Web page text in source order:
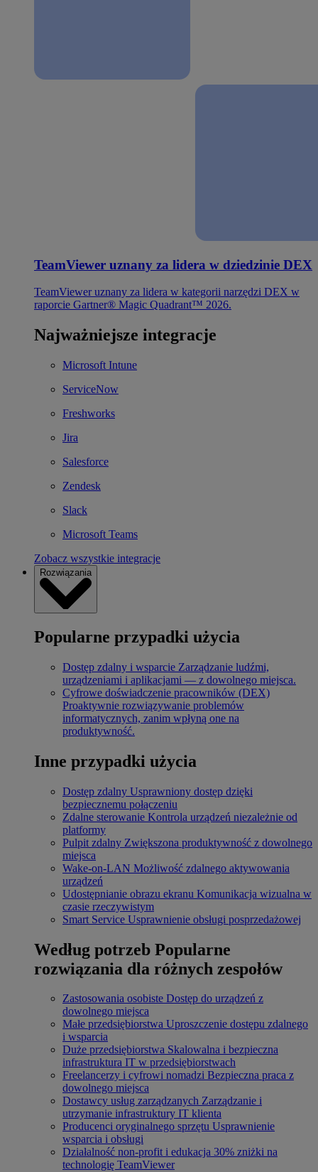
TeamViewer uznany za lidera w dziedzinie DEX
TeamViewer uznany za lidera w kategorii narzędzi DEX w
raporcie Gartner® Magic Quadrant™ 2026.
Najważniejsze integracje
Microsoft Intune
ServiceNow
Freshworks
Jira
Salesforce
Zendesk
Slack
Microsoft Teams
Zobacz wszystkie integracje
Rozwiązania
Popularne przypadki użycia
Dostęp zdalny i wsparcie Zarządzanie ludźmi,
urządzeniami i aplikacjami — z dowolnego miejsca.
Cyfrowe doświadczenie pracowników (DEX)
Proaktywnie rozwiązywanie problemów
informatycznych, zanim wpłyną one na
produktywność.
Inne przypadki użycia
Dostęp zdalny Usprawniony dostęp dzięki
bezpiecznemu połączeniu
Zdalne sterowanie Kontrola urządzeń niezależnie od
platformy
Pulpit zdalny Zwiększona produktywność z dowolnego
miejsca
Wake-on-LAN Możliwość zdalnego aktywowania
urządzeń
Udostępnianie obrazu ekranu Komunikacja wizualna w
czasie rzeczywistym
Smart Service Usprawnienie obsługi posprzedażowej
Według potrzeb Popularne
rozwiązania dla różnych zespołów
Zastosowania osobiste Dostęp do urządzeń z
dowolnego miejsca
Małe przedsiębiorstwa Uproszczenie dostępu zdalnego
i wsparcia
Duże przedsiębiorstwa Skalowalna i bezpieczna
infrastruktura IT w przedsiębiorstwach
Freelancerzy i cyfrowi nomadzi Bezpieczna praca z
dowolnego miejsca
Dostawcy usług zarządzanych Zarządzanie i
utrzymanie infrastruktury IT klienta
Producenci oryginalnego sprzętu Usprawnienie
wsparcia i obsługi
Działalność non-profit i edukacja 30% zniżki na
technologię TeamViewer